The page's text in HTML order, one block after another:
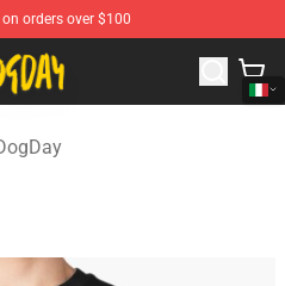
orders over $100
Merchandise Shop